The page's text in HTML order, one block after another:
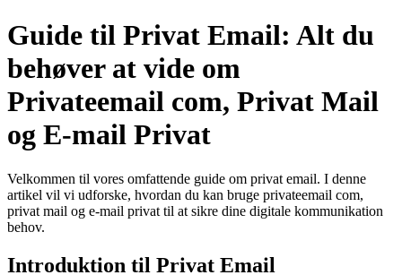
Guide til Privat Email: Alt du
behøver at vide om
Privateemail com, Privat Mail
og E-mail Privat
Velkommen til vores omfattende guide om privat email. I denne
artikel vil vi udforske, hvordan du kan bruge privateemail com,
privat mail og e-mail privat til at sikre dine digitale kommunikation
behov.
Introduktion til Privat Email